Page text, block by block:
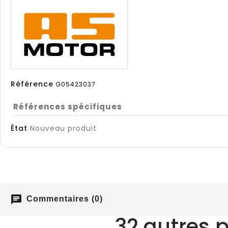
Référence G05423037
Références spécifiques
État Nouveau produit
chat Commentaires (0)